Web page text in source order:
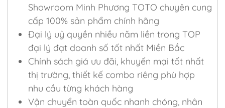
Showroom Minh Phương TOTO chuyên cung
cấp 100% sản phẩm chính hãng
Đại lý uỷ quyền nhiều năm liền trong TOP
đại lý đạt doanh số tốt nhất Miền Bắc
Chính sách giá ưu đãi, khuyến mại tốt nhất
thị trường, thiết kế combo riêng phù hợp
nhu cầu từng khách hàng
Vận chuyển toàn quốc nhanh chóng, nhân